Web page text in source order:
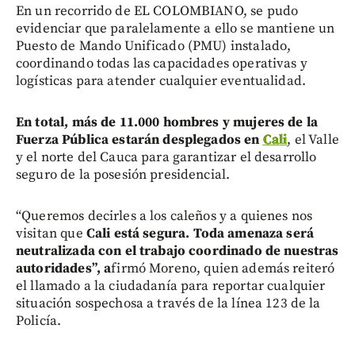
En un recorrido de EL COLOMBIANO, se pudo
evidenciar que paralelamente a ello se mantiene un
Puesto de Mando Unificado (PMU) instalado,
coordinando todas las capacidades operativas y
logísticas para atender cualquier eventualidad.
En total, más de 11.000 hombres y mujeres de la
Fuerza Pública estarán desplegados en Cali, el Valle
y el norte del Cauca para garantizar el desarrollo
seguro de la posesión presidencial.
“Queremos decirles a los caleños y a quienes nos
visitan que Cali está segura. Toda amenaza será
neutralizada con el trabajo coordinado de nuestras
autoridades”, afirmó Moreno, quien además reiteró
el llamado a la ciudadanía para reportar cualquier
situación sospechosa a través de la línea 123 de la
Policía.